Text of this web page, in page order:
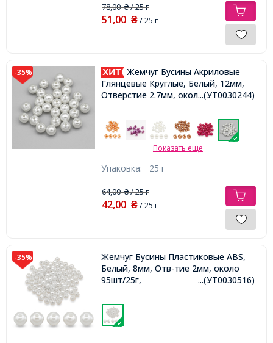
78,00₴/ 25 г
51,00 ₴/ 25 г
-35%
Жемчуг Бусины Акриловые
Глянцевые Круглые, Белый, 12мм,
Отверстие 2.7мм, около 28шт/25г,
...(УТ0030244)
Показать еще
Упаковка: 25 г
64,00₴/ 25 г
42,00 ₴/ 25 г
-35%
Жемчуг Бусины Пластиковые ABS,
Белый, 8мм, Отв-тие 2мм, около
95шт/25г,
...(УТ0030516)